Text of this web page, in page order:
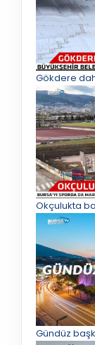
Gökdere
Okçulukta
Gündüz